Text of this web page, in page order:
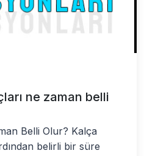
ne zaman belli
Belli Olur? Kalça
belirli bir süre